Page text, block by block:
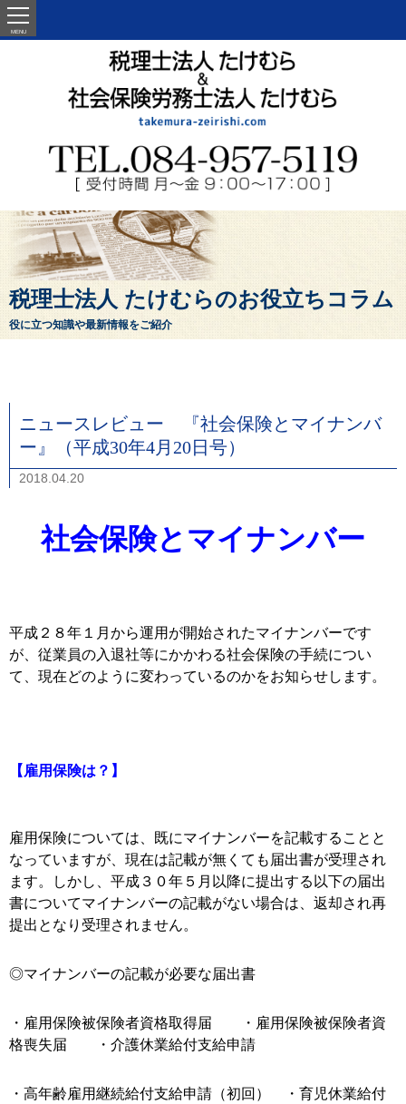
MENU
税理士法人 たけむらのお役立ちコラム
役に立つ知識や最新情報をご紹介
ニュースレビュー 『社会保険とマイナンバ
ー』（平成30年4月20日号）
2018.04.20
社会保険とマイナンバー
平成２８年１月から運用が開始されたマイナンバーです
が、従業員の入退社等にかかわる社会保険の手続につい
て、現在どのように変わっているのかをお知らせします。
【雇用保険は？】
雇用保険については、既にマイナンバーを記載することと
なっていますが、現在は記載が無くても届出書が受理され
ます。しかし、平成３０年５月以降に提出する以下の届出
書についてマイナンバーの記載がない場合は、返却され再
提出となり受理されません。
◎マイナンバーの記載が必要な届出書
・雇用保険被保険者資格取得届 ・雇用保険被保険者資
格喪失届 ・介護休業給付支給申請
・高年齢雇用継続給付支給申請（初回） ・育児休業給付